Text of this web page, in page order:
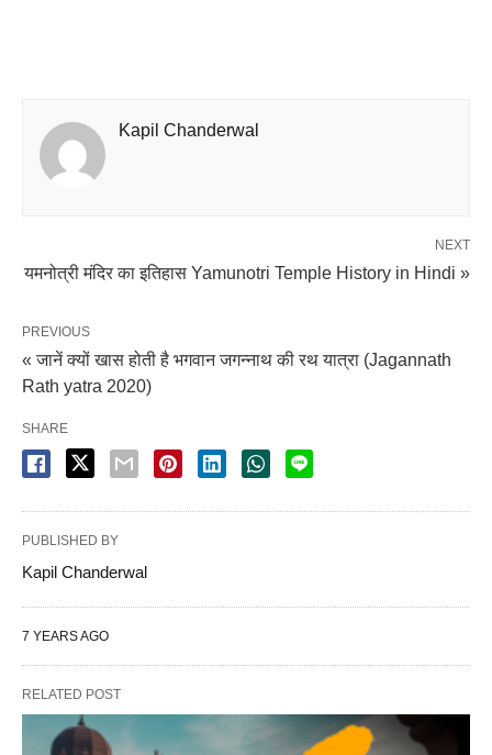
Kapil Chanderwal
NEXT
यमनोत्री मंदिर का इतिहास Yamunotri Temple History in Hindi »
PREVIOUS
« जानें क्यों खास होती है भगवान जगन्नाथ की रथ यात्रा (Jagannath
Rath yatra 2020)
SHARE
PUBLISHED BY
Kapil Chanderwal
7 YEARS AGO
RELATED POST